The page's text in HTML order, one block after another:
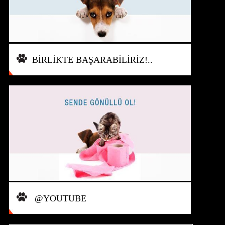
BİRLİKTE BAŞARABİLİRİZ!..
@YOUTUBE